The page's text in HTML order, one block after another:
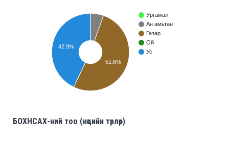
Ургамал
Ан амьтан
Газар
Ой
Ус
42.9%
51.6%
БОХНСАХ-ний тоо (нөөцийн төрлөөр)